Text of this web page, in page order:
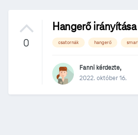
0
Hangerő
csatornák hangerő
Fanni kérdezte,
2022. október 16.